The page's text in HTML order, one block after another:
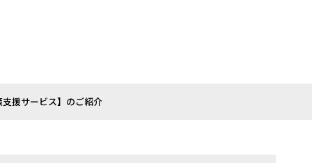
支援サービス】のご紹介